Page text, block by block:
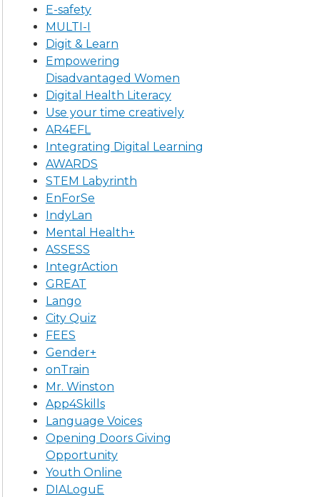
E-safety
MULTI-I
Digit & Learn
Empowering
Disadvantaged Women
Digital Health Literacy
Use your time creatively
AR4EFL
Integrating Digital Learning
AWARDS
STEM Labyrinth
EnForSe
IndyLan
Mental Health+
ASSESS
IntegrAction
GREAT
Lango
City Quiz
FEES
Gender+
onTrain
Mr. Winston
App4Skills
Language Voices
Opening Doors Giving
Opportunity
Youth Online
DIALoguE